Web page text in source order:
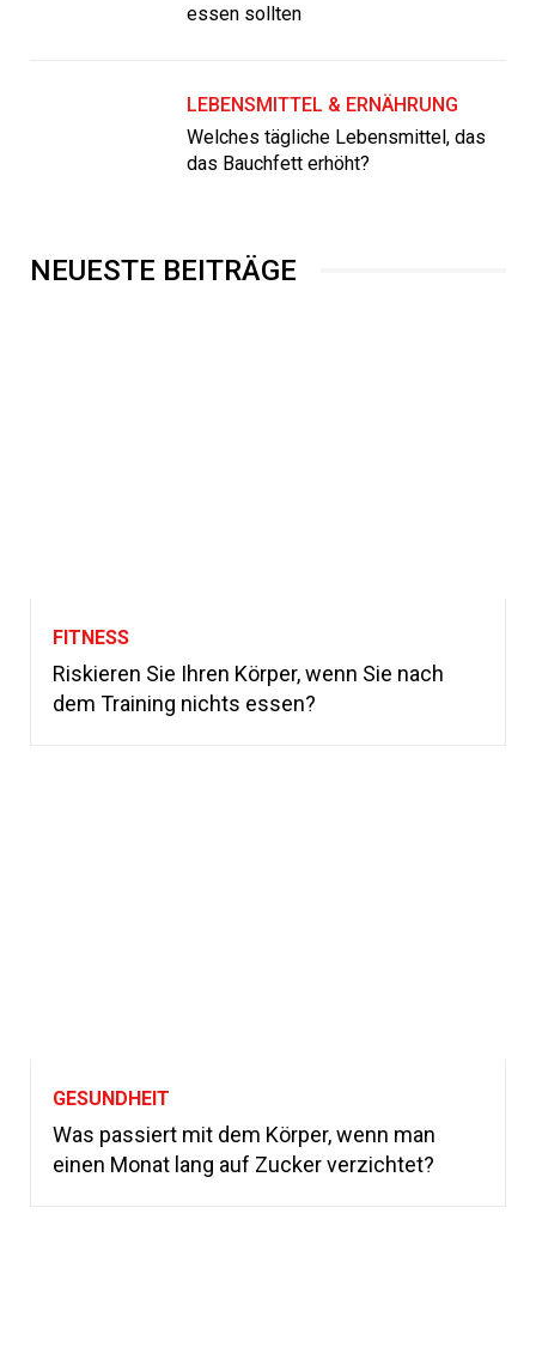
essen sollten
LEBENSMITTEL & ERNÄHRUNG
Welches tägliche Lebensmittel, das
das Bauchfett erhöht?
NEUESTE BEITRÄGE
FITNESS
Riskieren Sie Ihren Körper, wenn Sie nach
dem Training nichts essen?
GESUNDHEIT
Was passiert mit dem Körper, wenn man
einen Monat lang auf Zucker verzichtet?